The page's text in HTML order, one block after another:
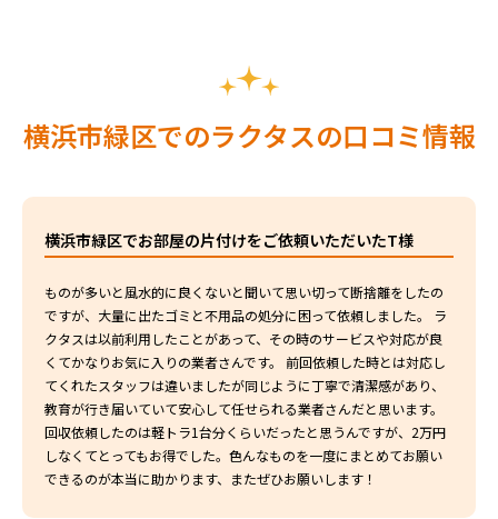
横浜市緑区でのラクタスの口コミ情報
横浜市緑区でお部屋の片付けをご依頼いただいたT様
ものが多いと風水的に良くないと聞いて思い切って断捨離をしたの
ですが、大量に出たゴミと不用品の処分に困って依頼しました。 ラ
クタスは以前利用したことがあって、その時のサービスや対応が良
くてかなりお気に入りの業者さんです。 前回依頼した時とは対応し
てくれたスタッフは違いましたが同じように丁寧で清潔感があり、
教育が行き届いていて安心して任せられる業者さんだと思います。
回収依頼したのは軽トラ1台分くらいだったと思うんですが、2万円
しなくてとってもお得でした。色んなものを一度にまとめてお願い
できるのが本当に助かります、またぜひお願いします！